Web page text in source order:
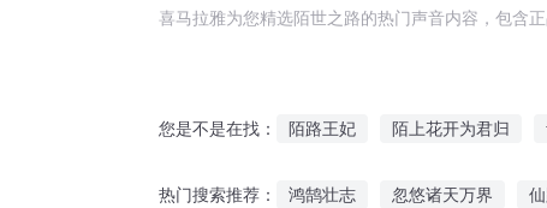
喜马拉雅为您精选陌世之路的热门声音内容，包含
您是不是在找： 陌路王妃 陌上花开为君归
热门搜索推荐： 鸿鹄壮志 忽悠诸天万界